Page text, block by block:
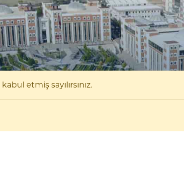
kabul etmiş sayılırsınız.